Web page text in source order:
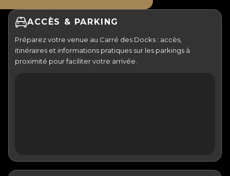
ACCÈS & PARKING
Préparez votre venue au Carré des Docks : accès,
itinéraires et informations pratiques sur les parkings à
proximité pour faciliter votre arrivée.